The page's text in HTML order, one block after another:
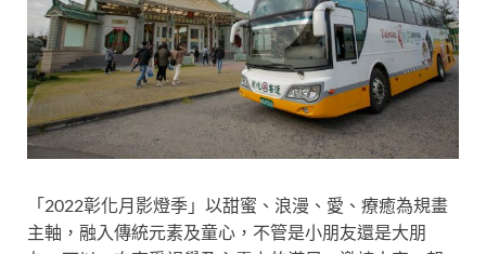
「2022彰化月影燈季」以甜蜜、浪漫、愛、療癒為規畫
主軸，融入傳統元素及童心，不管是小朋友還是大朋